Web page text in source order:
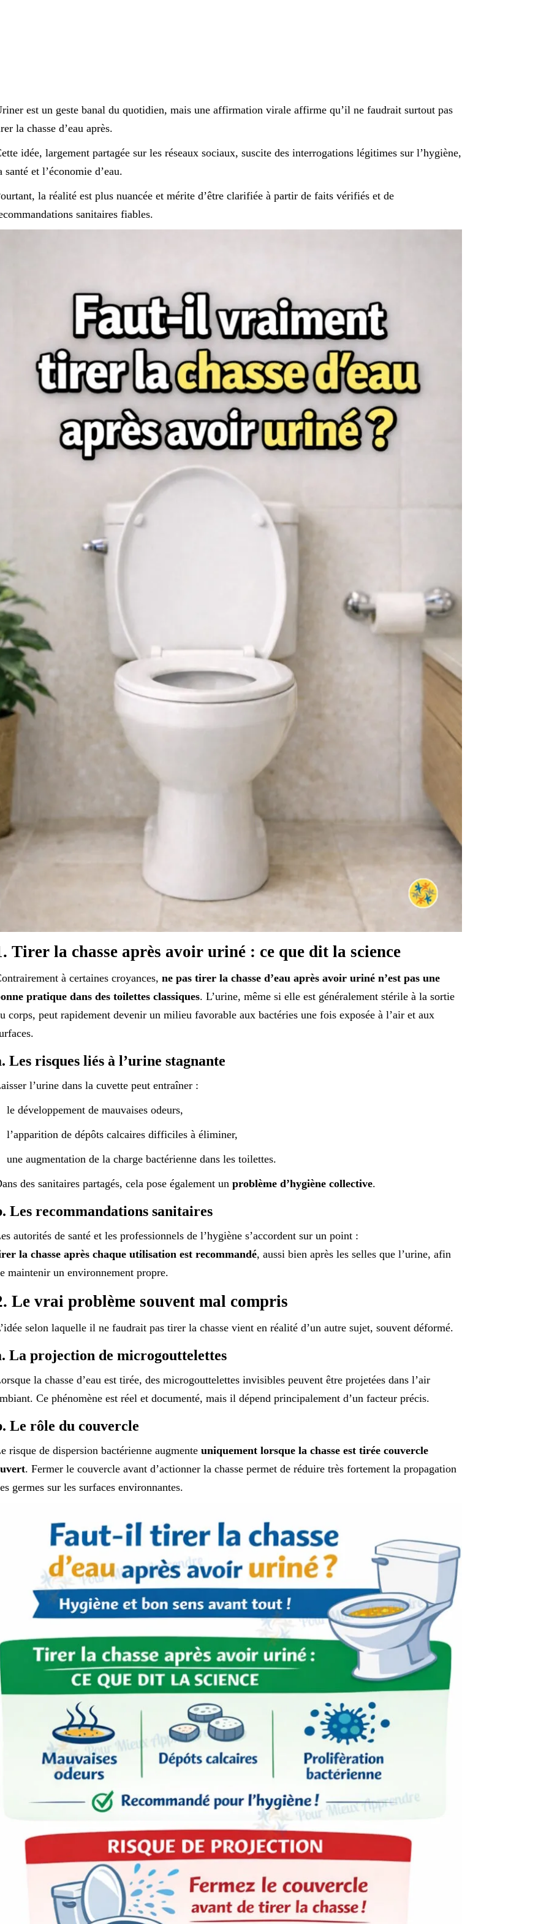
est un geste banal du quotidien, mais une affirmation virale affirme qu’il ne faudrait surtout pas
la chasse d’eau après.
idée, largement partagée sur les réseaux sociaux, suscite des interrogations légitimes sur l’hygiène,
santé et l’économie d’eau.
la réalité est plus nuancée et mérite d’être clarifiée à partir de faits vérifiés et de
sanitaires fiables.
Tirer la chasse après avoir uriné : ce que dit la science
à certaines croyances, ne pas tirer la chasse d’eau après avoir uriné n’est pas une
pratique dans des toilettes classiques. L’urine, même si elle est généralement stérile à la sortie
corps, peut rapidement devenir un milieu favorable aux bactéries une fois exposée à l’air et aux
Les risques liés à l’urine stagnante
l’urine dans la cuvette peut entraîner :
le développement de mauvaises odeurs,
l’apparition de dépôts calcaires difficiles à éliminer,
une augmentation de la charge bactérienne dans les toilettes.
des sanitaires partagés, cela pose également un problème d’hygiène collective.
Les recommandations sanitaires
autorités de santé et les professionnels de l’hygiène s’accordent sur un point :
la chasse après chaque utilisation est recommandé, aussi bien après les selles que l’urine, afin
maintenir un environnement propre.
Le vrai problème souvent mal compris
selon laquelle il ne faudrait pas tirer la chasse vient en réalité d’un autre sujet, souvent déformé.
La projection de microgouttelettes
la chasse d’eau est tirée, des microgouttelettes invisibles peuvent être projetées dans l’air
Ce phénomène est réel et documenté, mais il dépend principalement d’un facteur précis.
Le rôle du couvercle
risque de dispersion bactérienne augmente uniquement lorsque la chasse est tirée couvercle
. Fermer le couvercle avant d’actionner la chasse permet de réduire très fortement la propagation
germes sur les surfaces environnantes.